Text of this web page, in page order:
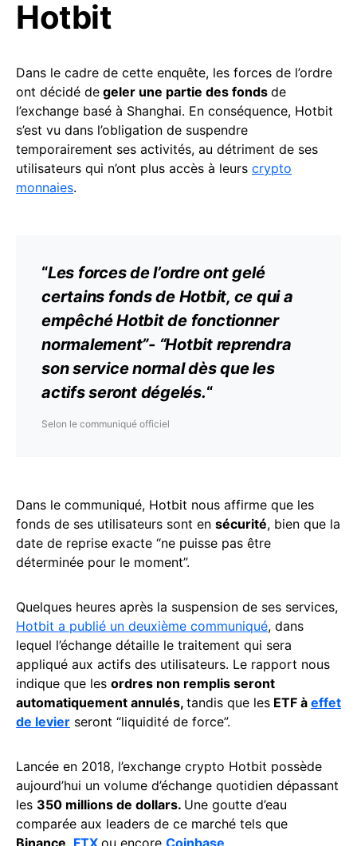
Hotbit
Dans le cadre de cette enquête, les forces de l’ordre
ont décidé de geler une partie des fonds de
l’exchange basé à Shanghai. En conséquence, Hotbit
s’est vu dans l’obligation de suspendre
temporairement ses activités, au détriment de ses
utilisateurs qui n’ont plus accès à leurs crypto
monnaies.
“Les forces de l’ordre ont gelé
certains fonds de Hotbit, ce qui a
empêché Hotbit de fonctionner
normalement”- “Hotbit reprendra
son service normal dès que les
actifsseront dégelés.“
Selon le communiqué officiel
Dans le communiqué, Hotbit nous affirme que les
fonds de ses utilisateurs sont en sécurité, bien que la
date de reprise exacte “ne puisse pas être
déterminée pour le moment”.
Quelques heures après la suspension de ses services,
Hotbit a publié un deuxième communiqué, dans
lequel l’échange détaille le traitement qui sera
appliqué aux actifs des utilisateurs. Le rapport nous
indique que les ordres non remplis seront
automatiquement annulés, tandis que les ETF à effet
de levier seront “liquidité de force”.
Lancée en 2018, l’exchange crypto Hotbit possède
aujourd’hui un volume d’échange quotidien dépassant
les 350 millions de dollars. Une goutte d’eau
comparée aux leaders de ce marché tels que